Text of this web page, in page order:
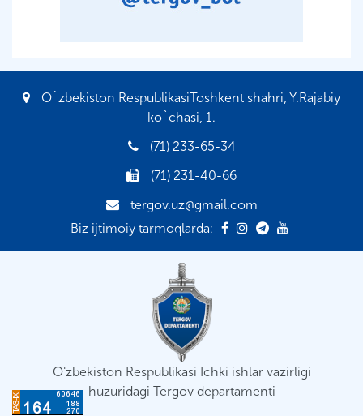
O`zbekiston RespublikasiToshkent shahri, Y.Rajabiy
ko`chasi, 1.
(71) 233-65-34
(71) 231-40-66
tergov.uz@gmail.com
Biz ijtimoiy tarmoqlarda:
O'zbekiston Respublikasi Ichki ishlar vazirligi
huzuridagi Tergov departamenti